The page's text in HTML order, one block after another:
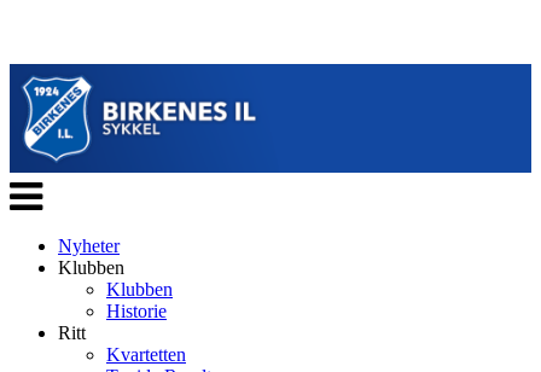
Veksle
navigasjon
Nyheter
Klubben
Klubben
Historie
Ritt
Kvartetten